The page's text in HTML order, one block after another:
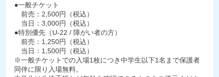
●一般チケット
前売：2,500円（税込）
当日：3,000円（税込）
●特別優先（U-22 / 障がい者の方）
前売：1,250円（税込）
当日：1,500円（税込）
※一般チケットでの入場1枚につき中学生以下1名まで保護者
同伴に限り入場無料。